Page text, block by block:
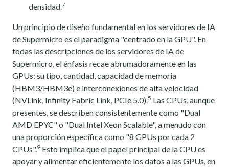
densidad.7
Un principio de diseño fundamental en los servidores de IA
de Supermicro es el paradigma "centrado en la GPU". En
todas las descripciones de los servidores de IA de
Supermicro, el énfasis recae abrumadoramente en las
GPUs: su tipo, cantidad, capacidad de memoria
(HBM3/HBM3e) e interconexiones de alta velocidad
(NVLink, Infinity Fabric Link, PCIe 5.0).5 Las CPUs, aunque
presentes, se describen consistentemente como "Dual
AMD EPYC" o "Dual Intel Xeon Scalable", a menudo con
una proporción específica como "8 GPUs por cada 2
CPUs".9 Esto implica que el papel principal de la CPU es
apoyar y alimentar eficientemente los datos a las GPUs, en